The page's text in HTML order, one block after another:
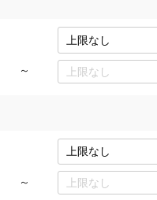
～
～